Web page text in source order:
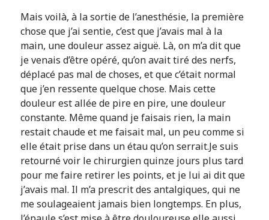
Mais voilà, à la sortie de l’anesthésie, la première
chose que j’ai sentie, c’est que j’avais mal à la
main, une douleur assez aiguë. Là, on m’a dit que
je venais d’être opéré, qu’on avait tiré des nerfs,
déplacé pas mal de choses, et que c’était normal
que j’en ressente quelque chose. Mais cette
douleur est allée de pire en pire, une douleur
constante. Même quand je faisais rien, la main
restait chaude et me faisait mal, un peu comme si
elle était prise dans un étau qu’on serrait.Je suis
retourné voir le chirurgien quinze jours plus tard
pour me faire retirer les points, et je lui ai dit que
j’avais mal. Il m’a prescrit des antalgiques, qui ne
me soulageaient jamais bien longtemps. En plus,